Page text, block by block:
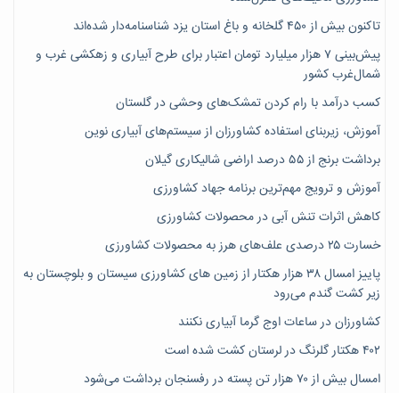
تاکنون بیش از ۴۵۰ گلخانه و باغ استان یزد شناسنامه‌دار شده‌اند
پیش‌بینی ۷‌ هزار میلیارد تومان اعتبار برای طرح آبیاری و زهکشی غرب و
شمال‌غرب کشور
کسب درآمد با رام کردن تمشک‌های وحشی در گلستان
آموزش، زیربنای استفاده کشاورزان از سیستم‌های آبیاری نوین
برداشت برنج از ۵۵ درصد اراضی شالیکاری گیلان
آموزش و ترویج مهم‌ترین برنامه جهاد کشاورزی
کاهش اثرات تنش آبی در محصولات کشاورزی
خسارت ۲۵ درصدی علف‌های هرز به محصولات کشاورزی
پاییز امسال ۳۸ هزار هکتار از زمین های کشاورزی سیستان و بلوچستان به
زیر کشت گندم می‌رود
کشاورزان در ساعات اوج گرما آبیاری نکنند
۴۰۲ هکتار گلرنگ در لرستان کشت شده است
امسال بیش از ۷۰ هزار تن پسته در رفسنجان برداشت می‌شود